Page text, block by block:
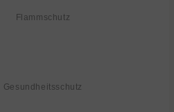
Flammschutz
Gesundheitsschutz